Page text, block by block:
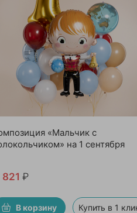
«Мальчик с
на 1 сентября
821 ₽
В корзину Купить в 1